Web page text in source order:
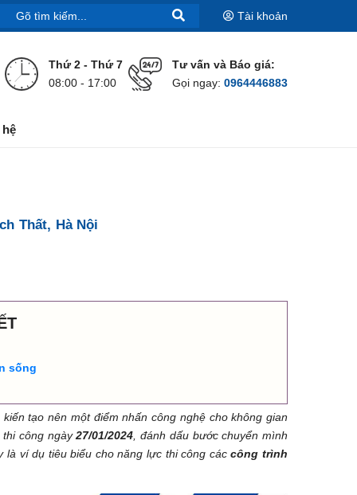
Tài khoản
Tư vấn và Báo giá:
Gọi ngay: 0964446883
Thứ 2 - Thứ 7
08:00 - 17:00
Thất, Hà Nội
sống
kiến tạo nên một điểm nhấn công nghệ cho không gian
công ngày27/01/2024 , đánh dấu bước chuyển mình
là ví dụ tiêu biểu cho năng lực thi công cáccông trình